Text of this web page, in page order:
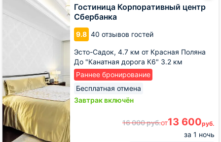
Гостиница Корпоративный центр
Сбербанка
9.8 40 отзывов гостей
Эсто-Садок, 4.7 км от Красная Поляна
До "Канатная дорога К6" 3.2 км
Раннее бронирование
Бесплатная отмена
Завтрак включён
16 000руб.от13 600руб.
за 1 ночь
Сбербанка